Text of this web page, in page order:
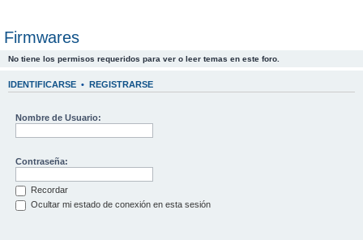
Firmwares
No tiene los permisos requeridos para ver o leer temas en este foro.
IDENTIFICARSE • REGISTRARSE
Nombre de Usuario:
Contraseña:
Recordar
Ocultar mi estado de conexión en esta sesión